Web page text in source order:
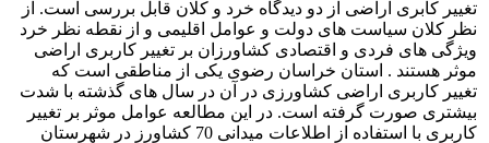
تغییر کابری اراضی از دو دیدگاه خرد و کلان قابل بررسی است. از
نظر کلان سیاست های دولت و عوامل اقلیمی و از نقطه نظر خرد
ویژگی های فردی و اقتصادی کشاورزان بر تغییر کاربری اراضی
موثر هستند . استان خراسان رضوی یکی از مناطقی است که
تغییر کاربری اراضی کشاورزی در آن در سال های گذشته با شدت
بیشتری صورت گرفته است. در این مطالعه عوامل موثر بر تغییر
کاربری با استفاده از اطلاعات میدانی 70 کشاورز در شهرستان